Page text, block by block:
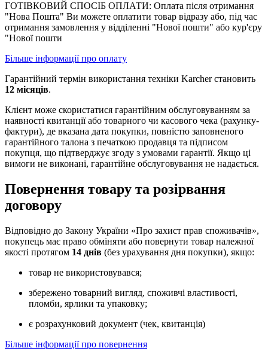
ГОТІВКОВИЙ СПОСІБ ОПЛАТИ: Оплата після отримання
"Нова Пошта" Ви можете оплатити товар відразу або, під час
отримання замовлення у відділенні "Нової пошти" або кур'єру
"Нової пошти
Більше інформації про оплату
Гарантійний термін використання техніки Karcher становить
12 місяців.
Клієнт може скористатися гарантійним обслуговуванням за
наявності квитанції або товарного чи касового чека (рахунку-
фактури), де вказана дата покупки, повністю заповненого
гарантійного талона з печаткою продавця та підписом
покупця, що підтверджує згоду з умовами гарантії. Якщо ці
вимоги не виконані, гарантійне обслуговування не надається.
Повернення товару та розірвання
договору
Відповідно до Закону України «Про захист прав споживачів»,
покупець має право обміняти або повернути товар належної
якості протягом 14 днів (без урахування дня покупки), якщо:
товар не використовувався;
збережено товарний вигляд, споживчі властивості,
пломби, ярлики та упаковку;
є розрахунковий документ (чек, квитанція)
Більше інформації про повернення